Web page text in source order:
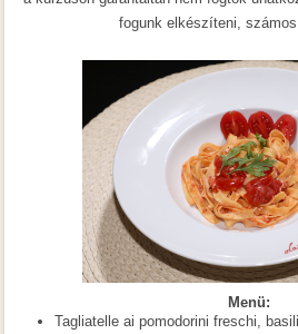
fogunk elkészíteni,
Menü:
Tagliatelleai pomodorini freschi,